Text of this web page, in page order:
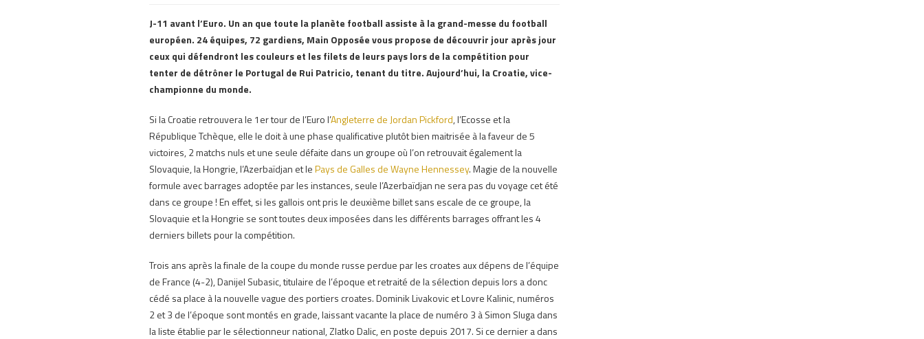
J-11 avant l’Euro. Un an que toute la planète football assiste à la grand-messe du football
européen. 24 équipes, 72 gardiens, Main Opposée vous propose de découvrir jour après jour
ceux qui défendront les couleurs et les filets de leurs pays lors de la compétition pour
tenter de détrôner le Portugal de Rui Patricio, tenant du titre.Aujourd’hui, la Croatie, vice-
championne du monde.
Si la Croatie retrouvera le 1er tour de l’Euro l’Angleterre de Jordan Pickford,l’Ecosse et la
République Tchèque, elle le doit à une phase qualificative plutôt bien maitrisée à la faveur de 5
victoires, 2 matchs nuls et une seule défaite dans un groupe où l’on retrouvait également la
Slovaquie, la Hongrie, l’Azerbaïdjan et lePays de Galles de Wayne Hennessey.Magie de la nouvelle
formule avec barrages adoptée par les instances, seule l’Azerbaïdjan ne sera pas du voyage cet été
dans ce groupe !En effet, si les gallois ont pris le deuxième billet sans escale de ce groupe, la
Slovaquie et la Hongrie se sont toutes deux imposées dans les différents barrages offrant les 4
derniers billets pour la compétition.
Trois ans après la finale de la coupe du monde russe perdue par les croates aux dépens de l’équipe
de France (4-2),Danijel Subasic, titulaire de l’époque et retraité de la sélection depuis lors a donc
cédé sa place à la nouvelle vague des portiers croates.Dominik Livakovic et Lovre Kalinic, numéros
2 et 3 de l’époque sont montés en grade, laissant vacante la place de numéro 3 à Simon Sluga dans
la liste établie par le sélectionneur national, Zlatko Dalic, en poste depuis 2017. Si ce dernier a dans